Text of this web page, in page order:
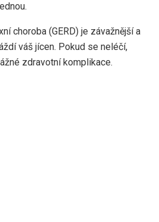
choroba (GERD) je závažnější a
váš jícen. Pokud se neléčí,
zdravotní komplikace.